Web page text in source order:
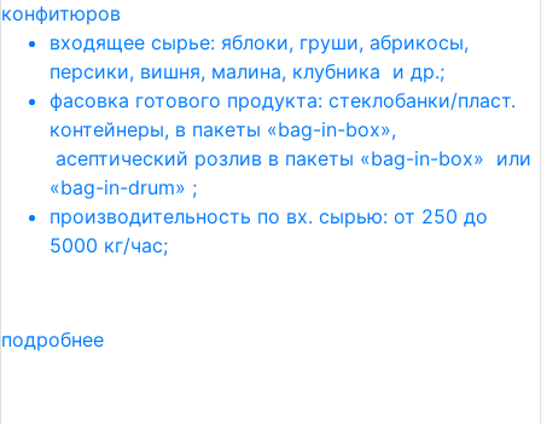
конфитюров
входящее сырье: яблоки, груши, абрикосы,
персики, вишня, малина, клубника и др.;
фасовка готового продукта: стеклобанки/пласт.
контейнеры, в пакеты «bag-in-box»,
асептический розлив в пакеты «bag-in-box» или
«bag-in-drum» ;
производительность по вх. сырью: от 250 до
5000 кг/час;
подробнее